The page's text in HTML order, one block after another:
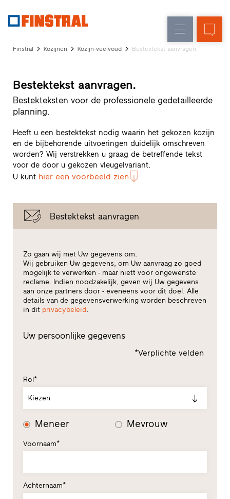
Glasgevels
Showroom
Heeze
Showroom
Showroom
Apeldoorn
Snelle
toegang
Finstral Kozijnen Kozijn-veelvoud Bestektekst aanvragen
Bestektekst aanvragen.
Bestekteksten voor de professionele gedetailleerde
planning.
Heeft u een bestektekst nodig waarin het gekozen kozijn
en de bijbehorende uitvoeringen duidelijk omschreven
worden? Wij verstrekken u graag de betreffende tekst
voor de door u gekozen vleugelvariant.
U kunt hier een voorbeeld zien
Bestektekst aanvragen
Zo gaan wij met Uw gegevens om.
Wij gebruiken Uw gegevens, om Uw aanvraag zo goed
mogelijk te verwerken - maar niett voor ongewenste
reclame. Indien noodzakelijk, geven wij Uw gegevens
aan onze partners door - eveneens voor dit doel. Alle
details van de gegevensverwerking worden beschreven
in dit privacybeleid.
Uw persoonlijke gegevens
*Verplichte velden
Rol*
Kiezen
Meneer Mevrouw
Voornaam*
Achternaam*